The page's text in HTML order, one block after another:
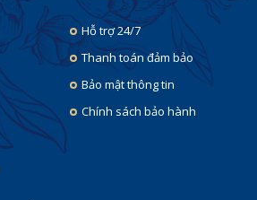
Hỗ trợ 24/7
Thanh toán đảm bảo
Bảo mật thông tin
Chính sách bảo hành